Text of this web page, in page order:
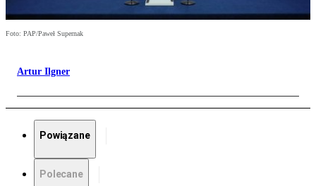
Foto: PAP/Paweł Supernak
Artur Ilgner
Powiązane
Polecane